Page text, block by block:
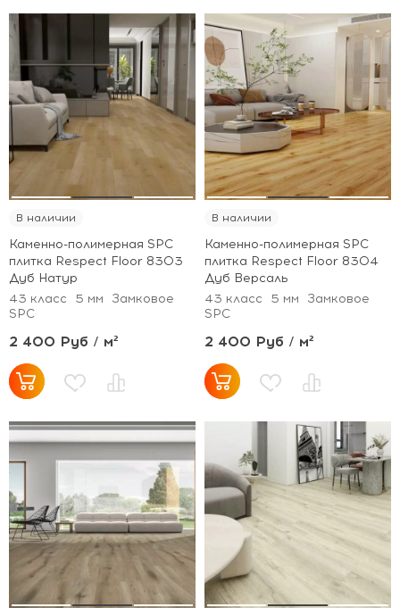
В наличии
Каменно-полимерная SPC
плитка Respect Floor 8303
Дуб Натур
43 класс
5 мм
Замковое
SPC
2 400 Руб / м²
В наличии
Каменно-полимерная SPC
плитка Respect Floor 8304
Дуб Версаль
43 класс
5 мм
Замковое
SPC
2 400 Руб / м²